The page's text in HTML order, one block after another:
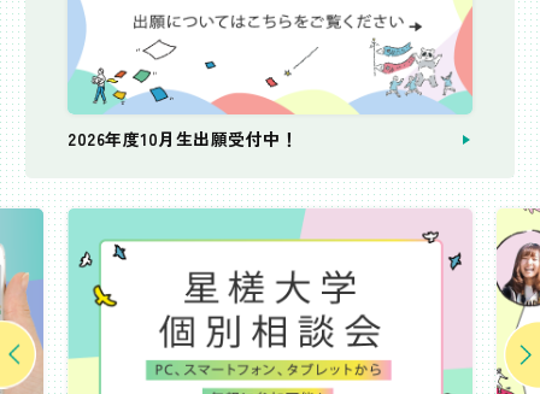
2026年度10月生出願受付中！